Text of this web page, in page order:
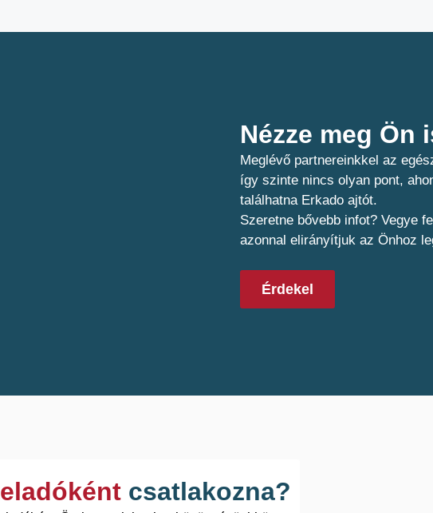
Nézze meg Ön
Meglévő partnereinkkel az
így szinte nincs olyan pont,
találhatna Erkado ajtót.
Szeretne bővebb infot? Vegye
azonnal elirányítjuk az Önhoz
Érdekel
csatlakozna?